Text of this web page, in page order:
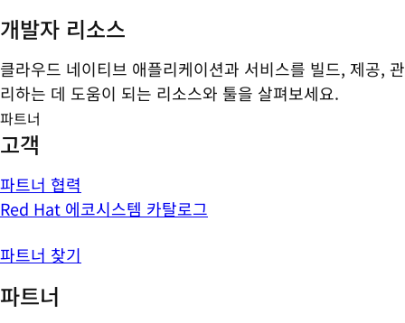
개발자 리소스
클라우드 네이티브 애플리케이션과 서비스를 빌드, 제공, 관
리하는 데 도움이 되는 리소스와 툴을 살펴보세요.
파트너
고객
파트너 협력
Red Hat 에코시스템 카탈로그
파트너 찾기
파트너